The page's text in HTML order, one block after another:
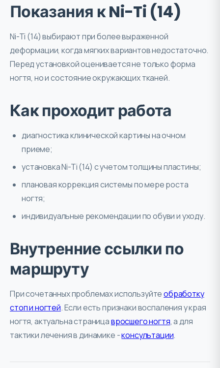
Показания к Ni-Ti (14)
Ni-Ti (14) выбирают при более выраженной
деформации, когда мягких вариантов недостаточно.
Перед установкой оценивается не только форма
ногтя, но и состояние окружающих тканей.
Как проходит работа
диагностика клинической картины на очном
приеме;
установка Ni-Ti (14) с учетом толщины пластины;
плановая коррекция системы по мере роста
ногтя;
индивидуальные рекомендации по обуви и уходу.
Внутренние ссылки по
маршруту
При сочетанных проблемах используйтеобработку
стоп и ногтей. Если есть признаки воспаления у края
ногтя, актуальна страницавросшего ногтя, а для
тактики лечения в динамике -консультации.